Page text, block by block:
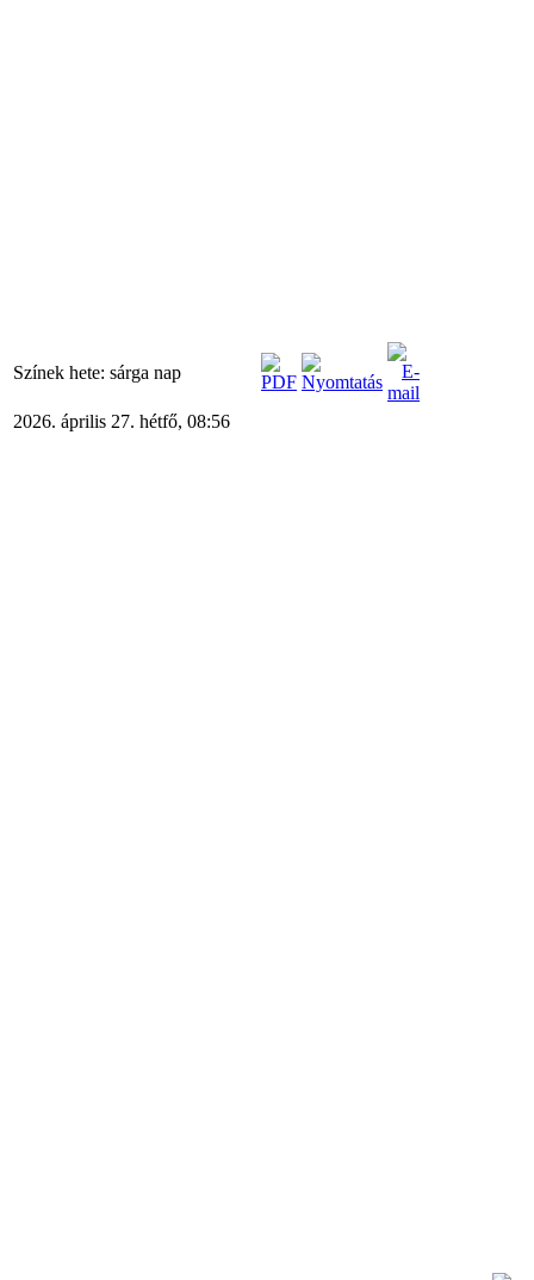
Színek hete: sárga nap
2026. április 27. hétfő, 08:56